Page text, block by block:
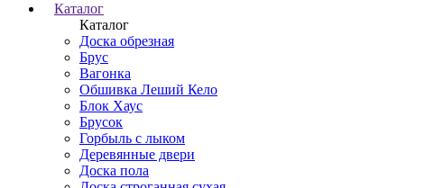
Каталог
Каталог
Доска обрезная
Брус
Вагонка
Обшивка Леший Кело
Блок Хаус
Брусок
Горбыль с лыком
Деревянные двери
Доска пола